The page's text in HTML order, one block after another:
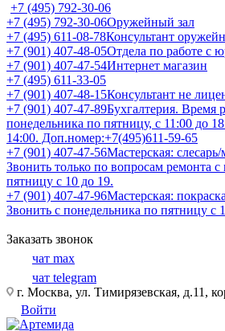
+7 (495) 792-30-06
+7 (495) 792-30-06Оружейный зал
+7 (495) 611-08-78Консультант
+7 (901) 407-48-05Отдела по работе с
+7 (901) 407-47-54Интернет магазин
+7 (495) 611-33-05
+7 (901) 407-48-15Консультант не
+7 (901) 407-47-89Бухгалтерия. Время
понедельника по пятницу, с 11:00 до
14:00. Доп.номер:+7(495)611-59-65
+7 (901) 407-47-56Мастерская:
Звонить только по вопросам ремонта
пятницу с 10 до 19.
+7 (901) 407-47-96Мастерская:
Звонить с понедельника по пятницу с
Заказать звонок
чат max
чат telegram
г. Москва, ул. Тимирязевская, д.11,
Войти